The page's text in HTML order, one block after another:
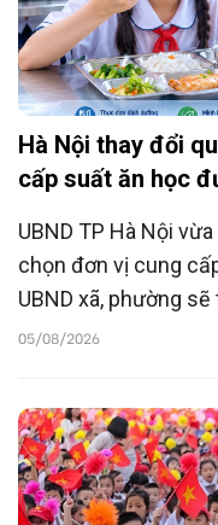
Hà Nội thay đổi
cấp suất ăn học
UBND TP Hà Nội
chọn đơn vị cung
UBND xã, phường
lực và phân công
truy xuất nguồn gốc
bán trú hơn 1,18
05/08/2026